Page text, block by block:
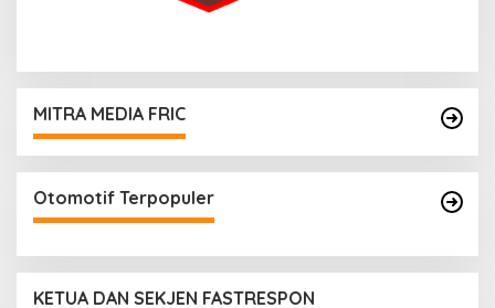
MITRA MEDIA FRIC
Otomotif Terpopuler
KETUA DAN SEKJEN FASTRESPON